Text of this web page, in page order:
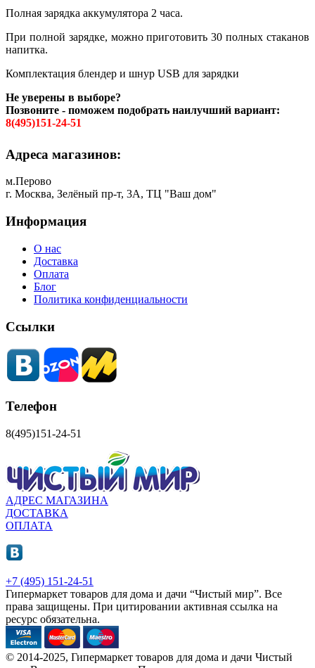
Полная зарядка аккумулятора 2 часа.
При полной зарядке, можно приготовить 30 полных стаканов
напитка.
Комплектация блендер и шнур USB для зарядки
Не уверены в выборе?
Позвоните - поможем подобрать наилучший вариант:
8(495)151-24-51
Адреса магазинов:
м.Перово
г. Москва, Зелёный пр-т, 3А, ТЦ "Ваш дом"
Информация
О нас
Доставка
Оплата
Блог
Политика конфиденциальности
Ссылки
Телефон
8(495)151-24-51
АДРЕС МАГАЗИНА
ДОСТАВКА
ОПЛАТА
+7 (495) 151-24-51
Гипермаркет товаров для дома и дачи “Чистый мир”. Все
права защищены. При цитировании активная ссылка на
ресурс обязательна.
© 2014-2025, Гипермаркет товаров для дома и дачи Чистый